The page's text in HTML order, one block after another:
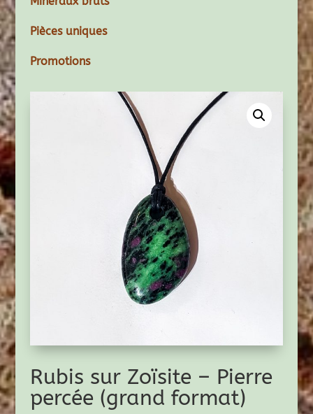
Pièces uniques
Promotions
Rubis sur Zoïsite – Pierre
percée (grand format)